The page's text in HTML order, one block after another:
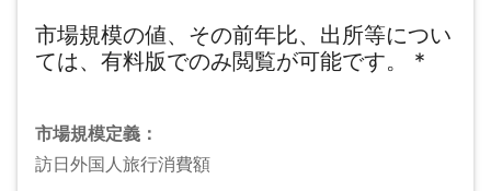
市場規模の値、その前年比、出所等につい
ては、有料版でのみ閲覧が可能です。
*
市場規模定義：
訪日外国人旅行消費額